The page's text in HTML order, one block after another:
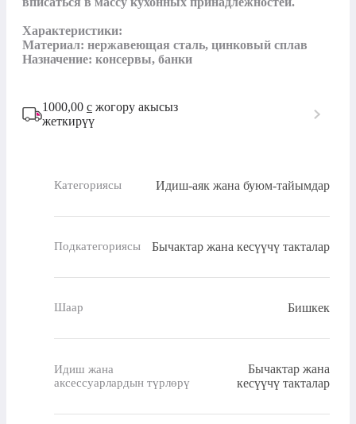
Характеристики:
Материал: нержавеющая сталь, цинковый сплав
Назначение: консервы, банки
1000,00 с жогору акысыз
жеткирүү
Категориясы Идиш-аяк жана буюм-тайымдар
Подкатегориясы Бычактар ​​жана кесүүчү такталар
Шаар Бишкек
Идиш жана
аксессуарлардын түрлөрү
Бычактар ​​жана
кесүүчү такталар